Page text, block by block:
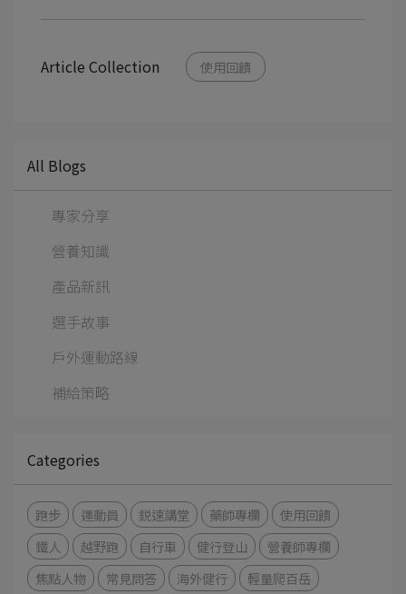
Article Collection 使用回饋
All Blogs
專家分享
營養知識
產品新訊
選手故事
戶外運動路線
補給策略
Categories
跑步 運動員 鋭速講堂 藥師專欄
使用回饋
鐵人
越野跑 自行車 健行登山
營養師專欄
焦點人物
常見問答 海外健行
輕量爬百岳